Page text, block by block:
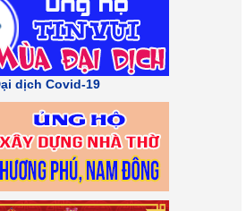
dịch Covid-19